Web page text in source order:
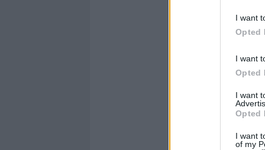
I want
Opted
I want
Opted
I want
Opted
I want
of my